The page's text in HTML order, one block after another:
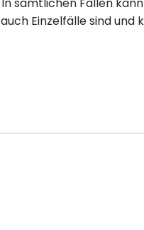
sämtlichen Fällen
Einzelfälle sind und